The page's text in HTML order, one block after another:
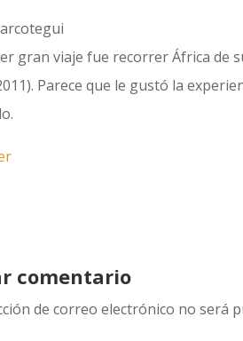
gran viaje fue recorrer África de
Parece que le gustó la
comentario
de correo electrónico no será